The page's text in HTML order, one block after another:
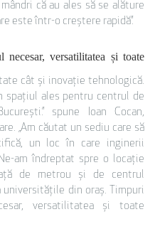
că au ales să se alăture
este într-o creștere rapidă”.
versatilitatea și toate
cât și inovație tehnologică.
spațiul ales pentru centrul de
spune Ioan Cocan,
„Am căutat un sediu care să
un loc în care inginerii
am îndreptat spre o locație
de metrou și de centrul
universitățile din oraș. Timpuri
versatilitatea și toate